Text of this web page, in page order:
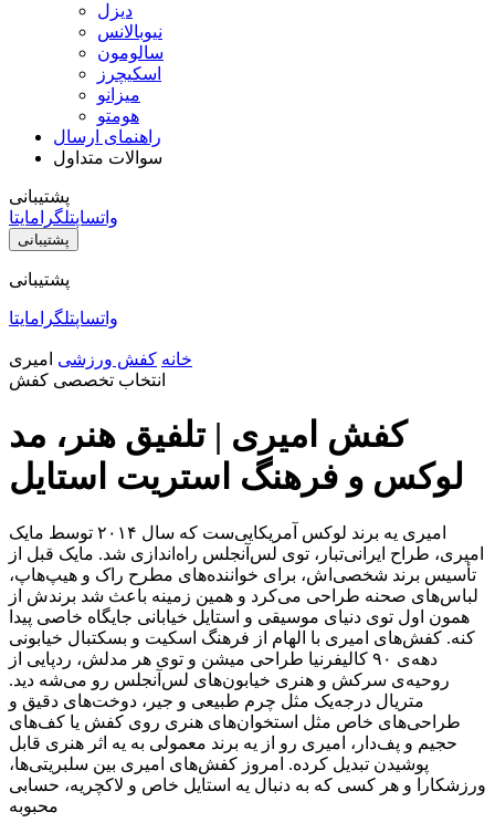
دیزل
نیوبالانس
سالومون
اسکیچرز
میزانو
هومتو
راهنمای ارسال
سوالات متداول
پشتیبانی
واتساپتلگرامایتا
پشتیبانی
پشتیبانی
واتساپتلگرامایتا
خانه کفش ورزشی امیری
انتخاب تخصصی کفش
کفش امیری | تلفیق هنر، مد
لوکس و فرهنگ استریت استایل
امیری یه برند لوکس آمریکایی‌ست که سال ۲۰۱۴ توسط مایک
امیری، طراح ایرانی‌تبار، توی لس‌آنجلس راه‌اندازی شد. مایک قبل از
تأسیس برند شخصی‌اش، برای خواننده‌های مطرح راک و هیپ‌هاپ،
لباس‌های صحنه طراحی می‌کرد و همین زمینه باعث شد برندش از
همون اول توی دنیای موسیقی و استایل خیابانی جایگاه خاصی پیدا
کنه. کفش‌های امیری با الهام از فرهنگ اسکیت و بسکتبال خیابونی
دهه‌ی ۹۰ کالیفرنیا طراحی میشن و توی هر مدلش، ردپایی از
روحیه‌ی سرکش و هنری خیابون‌های لس‌آنجلس رو می‌شه دید.
متریال درجه‌یک مثل چرم طبیعی و جیر، دوخت‌های دقیق و
طراحی‌های خاص مثل استخوان‌های هنری روی کفش یا کف‌های
حجیم و پف‌دار، امیری رو از یه برند معمولی به یه اثر هنری قابل
پوشیدن تبدیل کرده. امروز کفش‌های امیری بین سلبریتی‌ها،
ورزشکارا و هر کسی که به دنبال یه استایل خاص و لاکچریه، حسابی
محبوبه